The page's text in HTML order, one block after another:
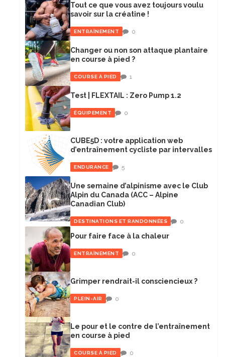
Tout ce que vous avez toujours voulu
savoir sur la créatine !
ENTRAÎNEMENT 0
Changer ou non son attaque plantaire
en course à pied ?
COURSE À PIED 1
Test | FLEXTAIL : Zero Pump 1.2
ÉQUIPEMENT 0
CUBE5D : votre application web
d’entraînement cycliste par intervalles
ENDURANCE 5
Une semaine d’alpinisme avec le Club
Alpin du Canada (ACC – Alpine
Canadian Club)
DESTINATIONS ET RANDONNÉES 0
Pour faire face à la chaleur
ENTRAÎNEMENT 0
Grimper rendrait-il consciencieux ?
PLEIN-AIR 0
Le pour et le contre de l’entraînement
en course à pied
COURSE À PIED 0